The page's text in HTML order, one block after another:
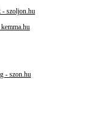
- szoljon.hu
- szon.hu